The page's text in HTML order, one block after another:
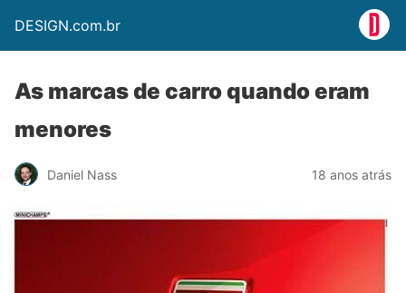
DESIGN.com.br
As marcas de carro quando eram
menores
Daniel Nass 18 anos atrás